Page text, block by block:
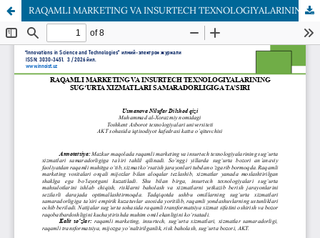
RAQAMLI MARKETING VA INSURTECH TEXNOLOGIYALARINING SUG‘URTA XIZMATLARI SAMARADORLIGIGA TA’SIRI